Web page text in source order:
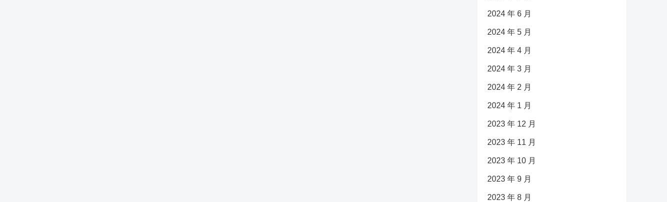
2024 年 6 月
2024 年 5 月
2024 年 4 月
2024 年 3 月
2024 年 2 月
2024 年 1 月
2023 年 12 月
2023 年 11 月
2023 年 10 月
2023 年 9 月
2023 年 8 月